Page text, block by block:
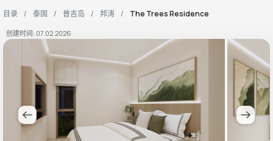
目录 泰国 普吉岛 邦涛 The Trees Residence
创建时间: 07.02.2026